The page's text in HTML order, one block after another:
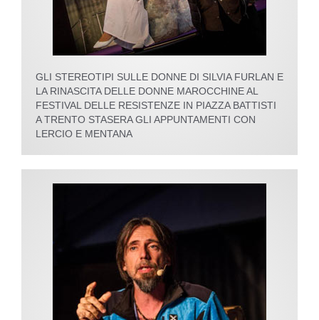
GLI STEREOTIPI SULLE DONNE DI SILVIA FURLAN E
LA RINASCITA DELLE DONNE MAROCCHINE AL
FESTIVAL DELLE RESISTENZE IN PIAZZA BATTISTI
A TRENTO STASERA GLI APPUNTAMENTI CON
LERCIO E MENTANA